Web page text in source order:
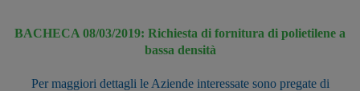
BACHECA 08/03/2019: Richiesta di fornitura di polietilene a
bassa densità
Per maggiori dettagli le Aziende interessate sono pregate di